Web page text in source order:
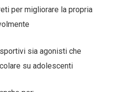
per migliorare la propria
sia agonisti che
su adolescenti